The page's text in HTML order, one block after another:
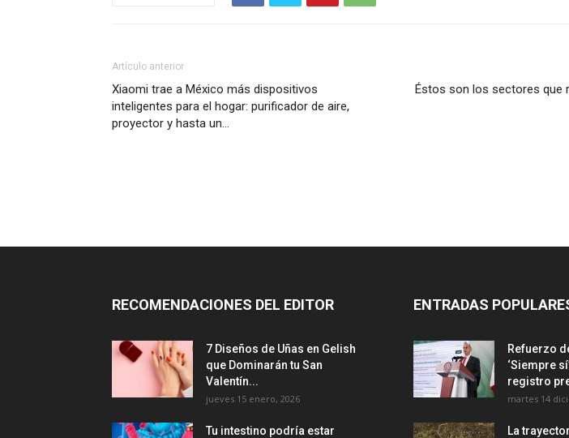
Artículo anterior
Xiaomi trae a México más dispositivos
inteligentes para el hogar: purificador de aire,
proyector y hasta un…
Éstos son los sectores que
RECOMENDACIONES DEL EDITOR
7 Diseños de Uñas en Gelish
que Dominarán tu San
Valentín...
jueves 15 enero, 2026
Tu intestino podría estar
ENTRADAS
Refuerzo
‘Siempre
registro
martes 14
La